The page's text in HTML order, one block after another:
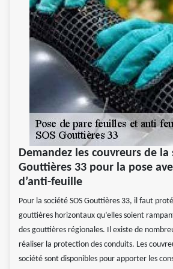
Demandez les couvreurs de la
Gouttières 33 pour la pose
d’anti-feuille
Pour la société SOS Gouttières 33, il faut
gouttières horizontaux qu’elles soient
des gouttières régionales. Il existe de
réaliser la protection des conduits. Les
société sont disponibles pour apporter les